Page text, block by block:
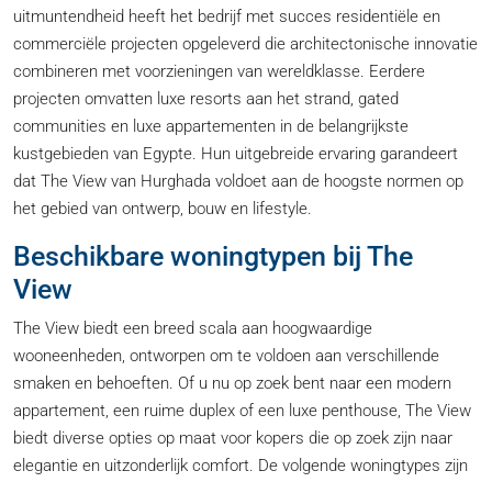
uitmuntendheid heeft het bedrijf met succes residentiële en
commerciële projecten opgeleverd die architectonische innovatie
combineren met voorzieningen van wereldklasse. Eerdere
projecten omvatten luxe resorts aan het strand, gated
communities en luxe appartementen in de belangrijkste
kustgebieden van Egypte. Hun uitgebreide ervaring garandeert
dat The View van Hurghada voldoet aan de hoogste normen op
het gebied van ontwerp, bouw en lifestyle.
Beschikbare woningtypen bij The
View
The View biedt een breed scala aan hoogwaardige
wooneenheden, ontworpen om te voldoen aan verschillende
smaken en behoeften. Of u nu op zoek bent naar een modern
appartement, een ruime duplex of een luxe penthouse, The View
biedt diverse opties op maat voor kopers die op zoek zijn naar
elegantie en uitzonderlijk comfort. De volgende woningtypes zijn